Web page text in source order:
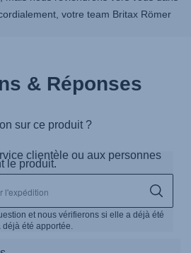
votre team Britax Römer
& Réponses